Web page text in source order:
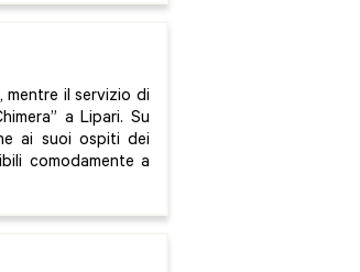
il servizio di
a Lipari. Su
ai suoi ospiti dei
comodamente a